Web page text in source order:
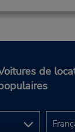
de